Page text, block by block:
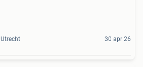
Utrecht 30 apr 26